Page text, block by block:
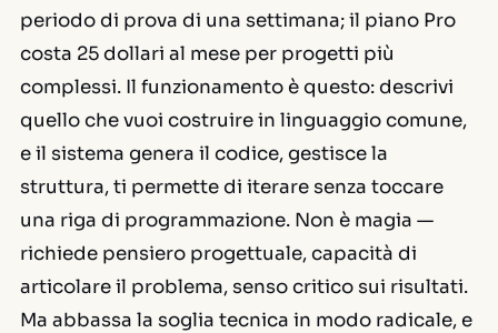
periodo di prova di una settimana; il piano Pro
costa 25 dollari al mese per progetti più
complessi. Il funzionamento è questo: descrivi
quello che vuoi costruire in linguaggio comune,
e il sistema genera il codice, gestisce la
struttura, ti permette di iterare senza toccare
una riga di programmazione. Non è magia —
richiede pensiero progettuale, capacità di
articolare il problema, senso critico sui risultati.
Ma abbassa la soglia tecnica in modo radicale, e